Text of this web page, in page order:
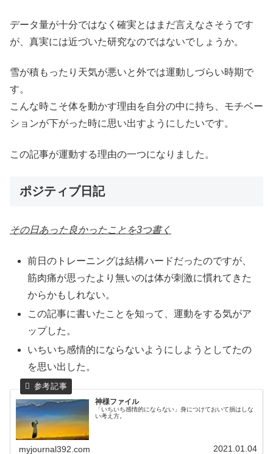
データ量が十分ではなく確実とはまだ言えなさそうです
が、真実には近づいた研究なのではないでしょうか。
雪が積もったり天気が悪いと外では運動しづらい時期で
す。
こんな時こそ体を動かす理由を自分の中に持ち、モチベー
ションが下がった時に思い出すようにしたいです。
この記事が運動する理由の一つになりました。
ポジティブ日記
その日あった良かったことを3つ書く
前日のトレーニングは結構ハードだったのですが、
筋肉痛が思ったより無いのは体が刺激に慣れてきた
からかもしれない。
この記事に書いたことを知って、運動をする気がア
ップした。
いちいち感情的にならないようにしようとしてたの
を思い出した。
神様ファイル
「いちいち感情的にならない」身につけておいて損はしな
い考え方。
myjournal392.com 2021.01.04